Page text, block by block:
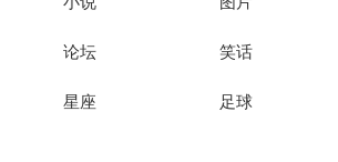
论坛 笑话
星座 足球